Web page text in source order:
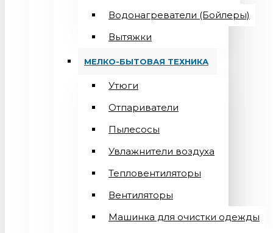
Водонагреватели (Бойлеры)
Вытяжки
МЕЛКО-БЫТОВАЯ ТЕХНИКА
Утюги
Отпариватели
Пылесосы
Увлажнители воздуха
Тепловентиляторы
Вентиляторы
Машинка для очистки одежды